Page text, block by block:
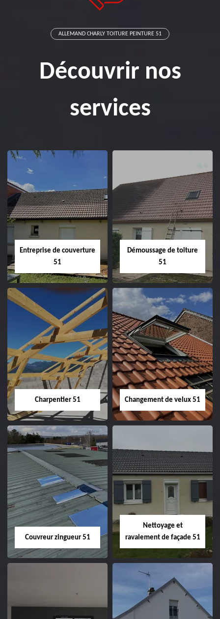
ALLEMAND CHARLY TOITURE PEINTURE 51
Découvrir nos
services
Entreprise de couverture
51
Entreprise de
couverture 51
Démoussage de toiture
51
Démoussage de
toiture 51
Charpentier 51
Charpentier 51
Changement de velux 51
Changement de
velux 51
Couvreur zingueur 51
Nettoyage et
ravalement de façade 51
Nettoyage et